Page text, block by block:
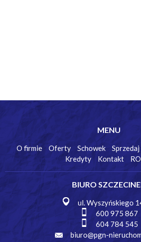
MENU
O firmie Oferty Schowek Sprzedaj
Kredyty
Kontakt
BIURO
ul. Wyszyńskiego
600 975 867
604 784 545
biuro@pgn-